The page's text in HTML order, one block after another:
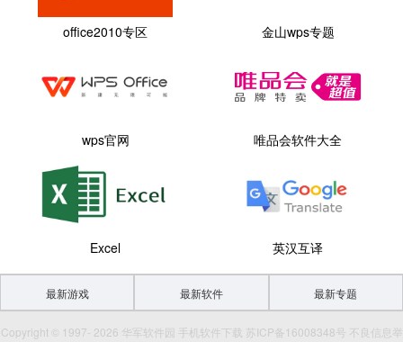
office2010专区 金山wps专题
wps官网 唯品会软件大全
Excel 英汉互译
最新游戏 最新软件 最新专题
Copyright © 1997- 2026 华军软件园 手机软件下载 苏ICP备16008348号 不良信息举